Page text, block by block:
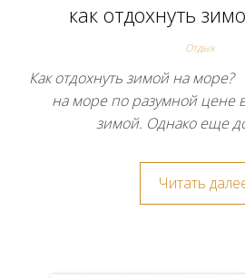
как отдохнуть
Отдых
Как отдохнуть зимой на
на море по разумной цене
зимой. Однако еще
Читать